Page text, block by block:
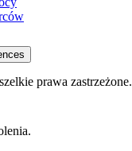
prawa zastrzeżone.